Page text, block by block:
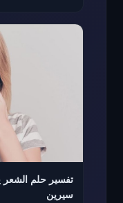
تفسير حلم الشعر
سيرين